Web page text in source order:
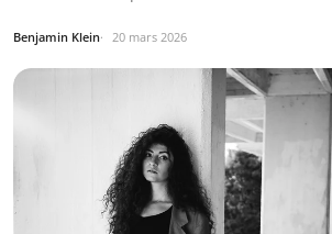
Benjamin Klein 20 mars 2026